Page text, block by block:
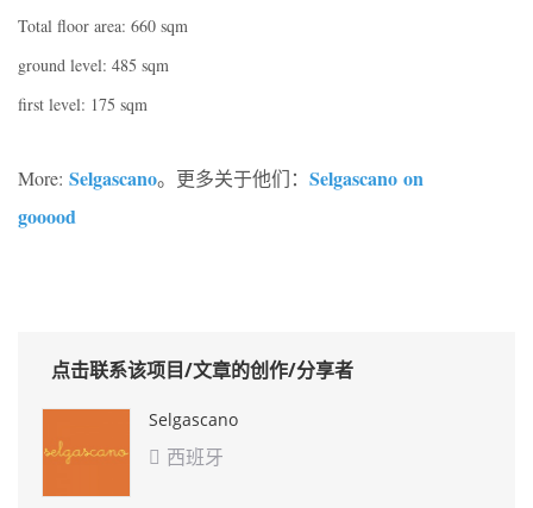
Total floor area: 660 sqm
ground level: 485 sqm
first level: 175 sqm
More: Selgascano。更多关于他们： Selgascano on
gooood
点击联系该项目/文章的创作/分享者
Selgascano
 西班牙